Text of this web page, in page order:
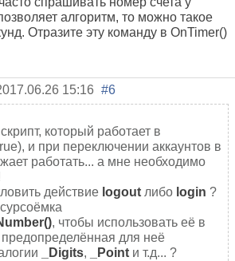
алгоритм, то можно такое
Отразите эту команду в OnTimer()
15:16 #6
который работает в
и при переключении аккаунтов в
работать... а мне необходимо
действие logout либо login ?
, чтобы использовать её в
для неё
_Digits, _Point и т.д... ?